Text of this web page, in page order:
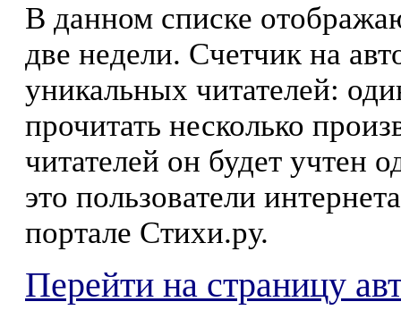
В данном списке
две недели. Счетчик на
уникальных читателей:
прочитать несколько
читателей он будет учтен
это пользователи
портале Стихи.ру.
Перейти на страницу